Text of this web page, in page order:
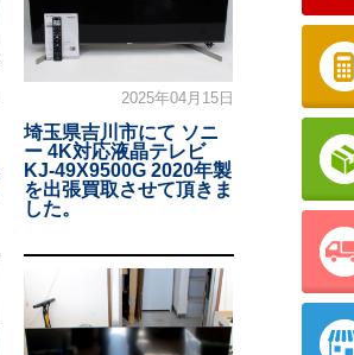
2025年04月15日
埼玉県吉川市にて ソニ
ー 4K対応液晶テレビ
KJ-49X9500G 2020年製
を出張買取させて頂きま
した。